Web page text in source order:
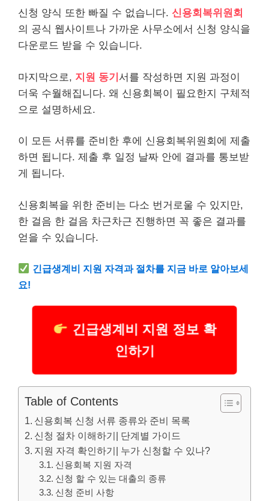
신청 양식 또한 빠질 수 없습니다. 신용회복위원회
의 공식 웹사이트나 가까운 사무소에서 신청 양식을
다운로드 받을 수 있습니다.
마지막으로, 지원 동기 서를 작성하면 지원 과정이
더욱 수월해집니다. 왜 신용회복이 필요한지 구체적
으로 설명하세요.
이 모든 서류를 준비한 후에 신용회복위원회에 제출
하면 됩니다. 제출 후 일정 날짜 안에 결과를 통보받
게 됩니다.
신용회복을 위한 준비는 다소 번거로울 수 있지만,
한 걸음 한 걸음 차근차근 진행하면 꼭 좋은 결과를
얻을 수 있습니다.
긴급생계비 지원 자격과 절차를 지금 바로 알아보세
요!
긴급생계비 지원 정보 확
인하기
Table of Contents
신용회복 신청 서류 종류와 준비 목록
신청 절차 이해하기| 단계별 가이드
지원 자격 확인하기| 누가 신청할 수 있나?
신용회복 지원 자격
신청 할 수 있는 대출의 종류
신청 준비 사항